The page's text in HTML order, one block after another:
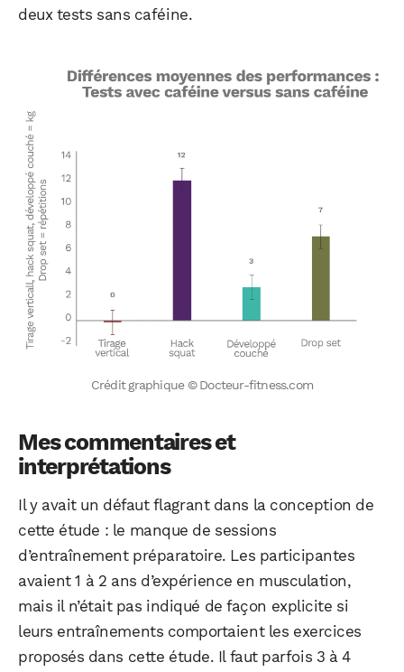
deux tests sans caféine.
Crédit graphique © Docteur-fitness.com
Mes commentaires et
interprétations
Il y avait un défaut flagrant dans la conception de
cette étude : le manque de sessions
d’entraînement préparatoire. Les participantes
avaient 1 à 2 ans d’expérience en musculation,
mais il n’était pas indiqué de façon explicite si
leurs entraînements comportaient les exercices
proposés dans cette étude. Il faut parfois 3 à 4